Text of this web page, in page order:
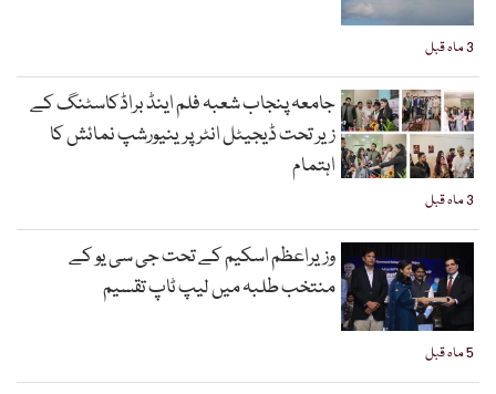
3 ماہ قبل
3 ماہ قبل
جامعہ پنجاب شعبہ فلم اینڈ براڈکاسٹنگ کے
زیر تحت ڈیجیٹل انٹرپرینیورشپ نمائش کا
اہتمام
5 ماہ قبل
وزیراعظم اسکیم کے تحت جی سی یو کے
منتخب طلبہ میں لیپ ٹاپ تقسیم